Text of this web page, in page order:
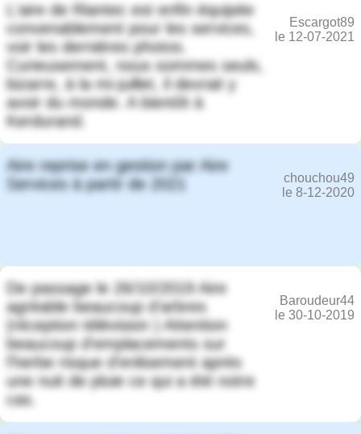
L'aire de Riantec est enfin équipée
convenablement pour les services,
voir les dernières photos.
Curieusement, nous sommes seuls,
bizarre, à la mi-juillet, il devrait y
avoir du monde. A bientôt à
Kerdurand.
Escargot89
le 12-07-2021
Aire reprise en gestion par Aire
Services à partir de 2021
chouchou49
le 8-12-2020
De passage le 26/10/2019 Aire
agréable beaucoup d'arbres
(réception télévision ) Attention
beaucoup d'emplacements sur
l'herbe risque d'enlisement après
une nuit de pluie ce qui a été notre
cas.
Baroudeur44
le 30-10-2019